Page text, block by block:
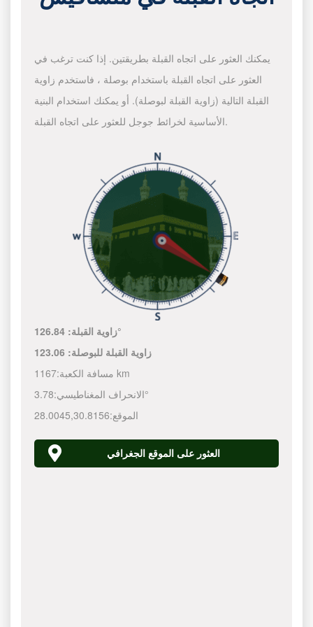
يمكنك العثور على اتجاه القبلة بطريقتين. إذا كنت ترغب في
العثور على اتجاه القبلة باستخدام بوصلة ، فاستخدم زاوية
القبلة التالية (زاوية القبلة لبوصلة). أو يمكنك استخدام البنية
الأساسية لخرائط جوجل للعثور على اتجاه القبلة.
زاوية القبلة:126.84°
زاوية القبلة للبوصلة: 123.06
مسافة الكعبة: 1167 km
الانحراف المغناطيسي:3.78°
الموقع:
28.0045,30.8156
العثور على الموقع الجغرافي